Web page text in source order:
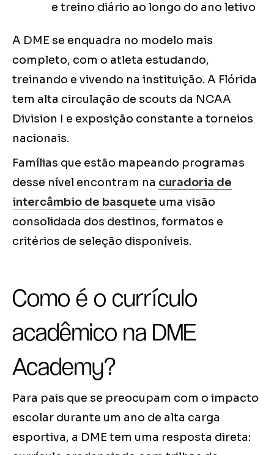
e treino diário ao longo do ano letivo
A DME se enquadra no modelo mais
completo, com o atleta estudando,
treinando e vivendo na instituição. A Flórida
tem alta circulação de scouts da NCAA
Division I e exposição constante a torneios
nacionais.
Famílias que estão mapeando programas
desse nível encontram na curadoria de
intercâmbio de basquete uma visão
consolidada dos destinos, formatos e
critérios de seleção disponíveis.
Como é o currículo
acadêmico na DME
Academy?
Para pais que se preocupam com o impacto
escolar durante um ano de alta carga
esportiva, a DME tem uma resposta direta: